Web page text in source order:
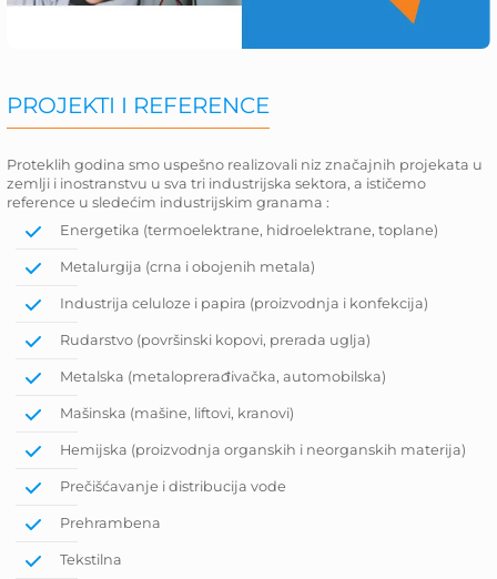
PROJEKTI I REFERENCE
Proteklih godina smo uspešno realizovali niz značajnih projekata u
zemlji i inostranstvu u sva tri industrijska sektora, a ističemo
reference u sledećim industrijskim granama :
Energetika (termoelektrane, hidroelektrane, toplane)
Metalurgija (crna i obojenih metala)
Industrija celuloze i papira (proizvodnja i konfekcija)
Rudarstvo (površinski kopovi, prerada uglja)
Metalska (metaloprerađivačka, automobilska)
Mašinska (mašine, liftovi, kranovi)
Hemijska (proizvodnja organskih i neorganskih materija)
Prečišćavanje i distribucija vode
Prehrambena
Tekstilna